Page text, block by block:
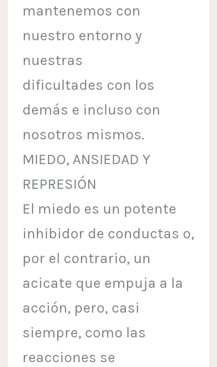
mantenemos con
nuestro entorno y
nuestras
dificultades con los
demás e incluso con
nosotros mismos.
MIEDO, ANSIEDAD Y
REPRESIÓN
El miedo es un potente
inhibidor de conductas o,
por el contrario, un
acicate que empuja a la
acción, pero, casi
siempre, como las
reacciones se